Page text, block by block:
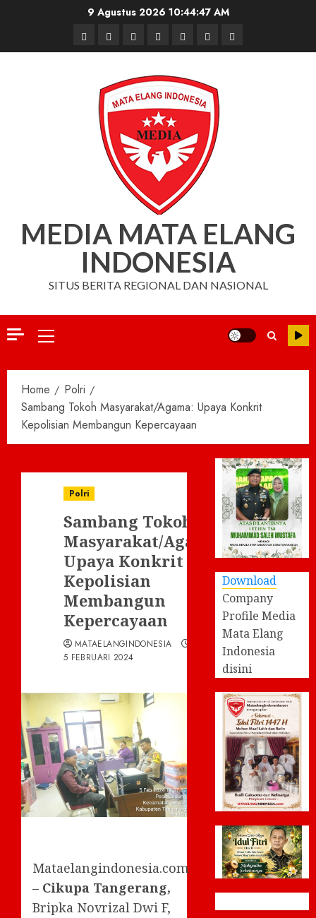
9 Agustus 2026 10:44:48 AM
BerandaNasionalDaerahHukum
dan
Kriminal
Pendidikan
Box
Redaksi
Iklan
MEDIA MATA ELANG
INDONESIA
SITUS BERITA REGIONAL DAN NASIONAL
Primary
Home
Polri
Sambang Tokoh Masyarakat/Agama: Upaya Konkrit
Kepolisian Membangun Kepercayaan
Polri
Sambang Tokoh
Masyarakat/Agama:
Upaya Konkrit
Kepolisian
Membangun
Kepercayaan
MATAELANGINDONESIA
5 FEBRUARI 2024
Mataelangindonesia.com
– Cikupa Tangerang,
Bripka Novrizal Dwi F,
Download
Company
Profile Media
Mata Elang
Indonesia
disini